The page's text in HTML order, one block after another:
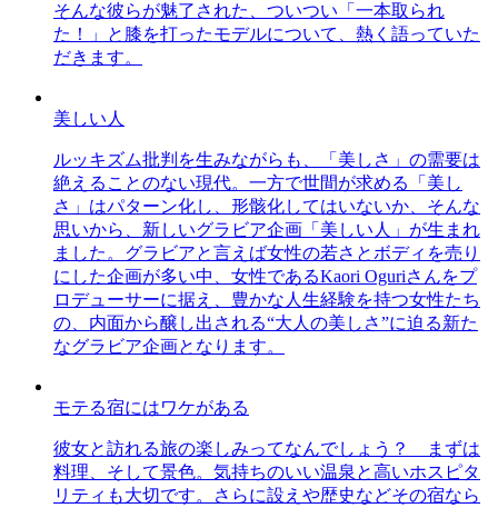
そんな彼らが魅了された、ついつい「一本取られ
た！」と膝を打ったモデルについて、熱く語っていた
だきます。
美しい人
ルッキズム批判を生みながらも、「美しさ」の需要は
絶えることのない現代。一方で世間が求める「美し
さ」はパターン化し、形骸化してはいないか、そんな
思いから、新しいグラビア企画「美しい人」が生まれ
ました。グラビアと言えば女性の若さとボディを売り
にした企画が多い中、女性であるKaori Oguriさんをプ
ロデューサーに据え、豊かな人生経験を持つ女性たち
の、内面から醸し出される“大人の美しさ”に迫る新た
なグラビア企画となります。
モテる宿にはワケがある
彼女と訪れる旅の楽しみってなんでしょう？ まずは
料理、そして景色。気持ちのいい温泉と高いホスピタ
リティも大切です。さらに設えや歴史などその宿なら